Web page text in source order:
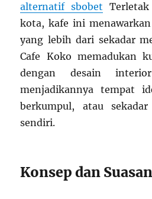
alternatif sbobet
kota, kafe ini
yang lebih dari sekadar
Cafe Koko memadukan
dengan desain
menjadikannya tempat
berkumpul, atau
sendiri.
Konsep dan